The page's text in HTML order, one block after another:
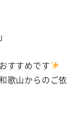
すすめです
歌山からのご依